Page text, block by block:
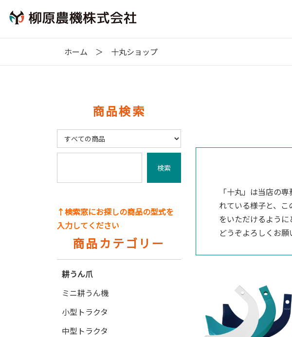
ホーム 十丸ショップ
十丸
「十丸」は当店の
れている様子と、
をいただけるように
どうぞよろしくお願
商品検索
↑検索窓にお探しの商品の型式を
入力してください
商品カテゴリー
耕うん爪
ミニ耕うん機
小型トラクタ
中型トラクタ